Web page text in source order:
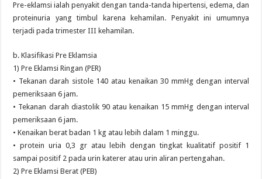
Pre-eklamsi ialah penyakit dengan tanda-tanda hipertensi, edema, dan
proteinuria yang timbul karena kehamilan. Penyakit ini umumnya
terjadi pada trimester III kehamilan.
b. Klasifikasi Pre Eklamsia
1) Pre Eklamsi Ringan (PER)
• Tekanan darah sistole 140 atau kenaikan 30 mmHg dengan interval
pemeriksaan 6 jam.
• Tekanan darah diastolik 90 atau kenaikan 15 mmHg dengan interval
pemeriksaan 6 jam.
• Kenaikan berat badan 1 kg atau lebih dalam 1 minggu.
• protein uria 0,3 gr atau lebih dengan tingkat kualitatif positif 1
sampai positif 2 pada urin katerer atau urin aliran pertengahan.
2) Pre Eklamsi Berat (PEB)